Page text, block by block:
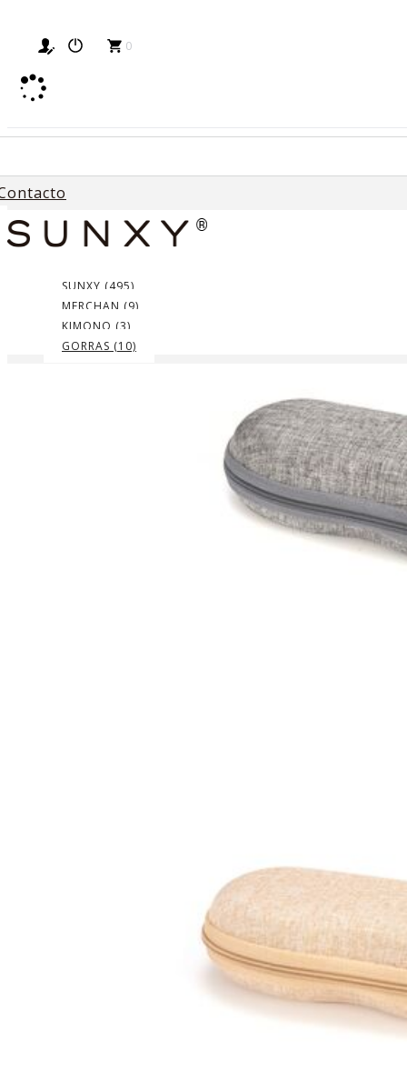
0
SUNXY (495)
MERCHAN (9)
KIMONO (3)
GORRAS (10)
Home